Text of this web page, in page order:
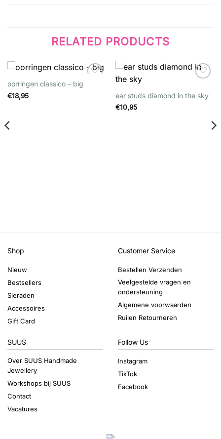
RELATED PRODUCTS
Wishlist
oorringen classico – big
€18,95 ear studs diamond in the sky
€10,95
Shop
Nieuw
Bestsellers
Sieraden
Accessoires
Gift Card
Customer Service
Bestellen Verzenden
Veelgestelde vragen en
ondersteuning
Algemene voorwaarden
Ruilen Retourneren
SUUS
Over SUUS Handmade
Jewellery
Workshops bij SUUS
Contact
Vacatures
Follow Us
Instagram
TikTok
Facebook